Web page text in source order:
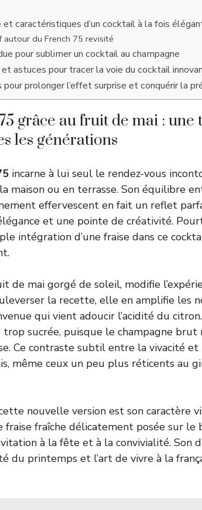
et caractéristiques d’un cocktail à la fois
du French 75 revisité
pour sublimer un cocktail au champagne
astuces pour tracer la voie du cocktail
prolonger l’effet surprise et conquérir la
grâce au fruit de mai : une
les générations
incarne à lui seul le rendez-vous
maison ou en terrasse. Son équilibre
effervescent en fait un reflet
et une pointe de créativité.
intégration d’une fraise dans ce
de mai gorgé de soleil, modifie
la recette, elle en amplifie les
qui vient adoucir l’acidité du
trop sucrée, puisque le champagne
Ce contraste subtil entre la vivacité
même ceux un peu plus réticents au
nouvelle version est son caractère
fraise fraîche délicatement posée sur le
à la fête et à la convivialité. Son
du printemps et l’art de vivre à la